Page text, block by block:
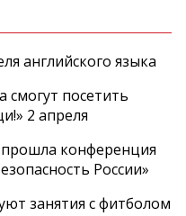
английского языка
смогут посетить
2 апреля
прошла конференция
России»
занятия с фитболом